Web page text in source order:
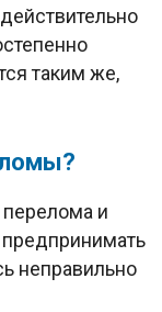
таким же,
перелома и
неправильно